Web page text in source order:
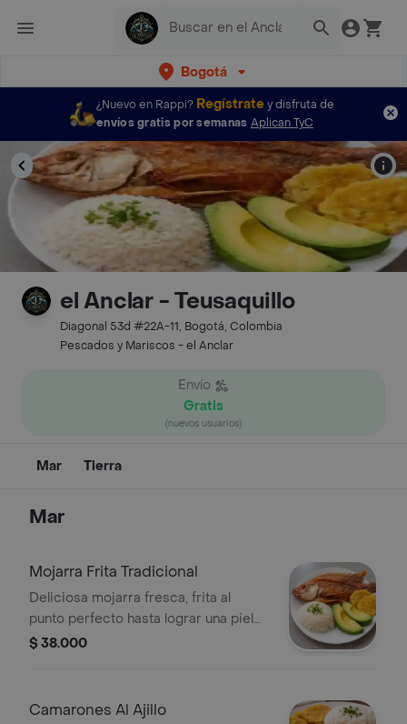
Bogotá
¿Nuevo en Rappi? Regístratey disfruta de
envíos gratis por semanas Aplican TyC
el Anclar - Teusaquillo
Diagonal 53d #22A-11, Bogotá, Colombia
Pescados y Mariscos - el Anclar
Envío
Gratis
(nuevos usuarios)
Mar Tierra
Mar
Mojarra Frita Tradicional
Deliciosa mojarra fresca, frita al
punto perfecto hasta lograr una piel
dorada y crujiente por fuera, y jugosa
crocantes y aguacate fresco en su
$ 38.000
Camarones Al Ajillo